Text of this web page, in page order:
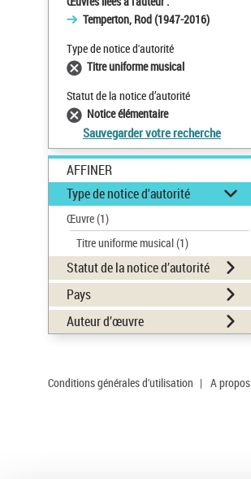
Temperton, Rod (1947-2016)
Type de notice d'autorité
Titre uniforme musical
Statut de la notice d’autorité
Notice élémentaire
Sauvegarder votre recherche
AFFINER
Type de notice d'autorité
Œuvre(1)
Titre uniforme musical(1)
Statut de la notice d’autorité
Pays
Auteur d’œuvre
Conditions générales d'utilisation | A propos